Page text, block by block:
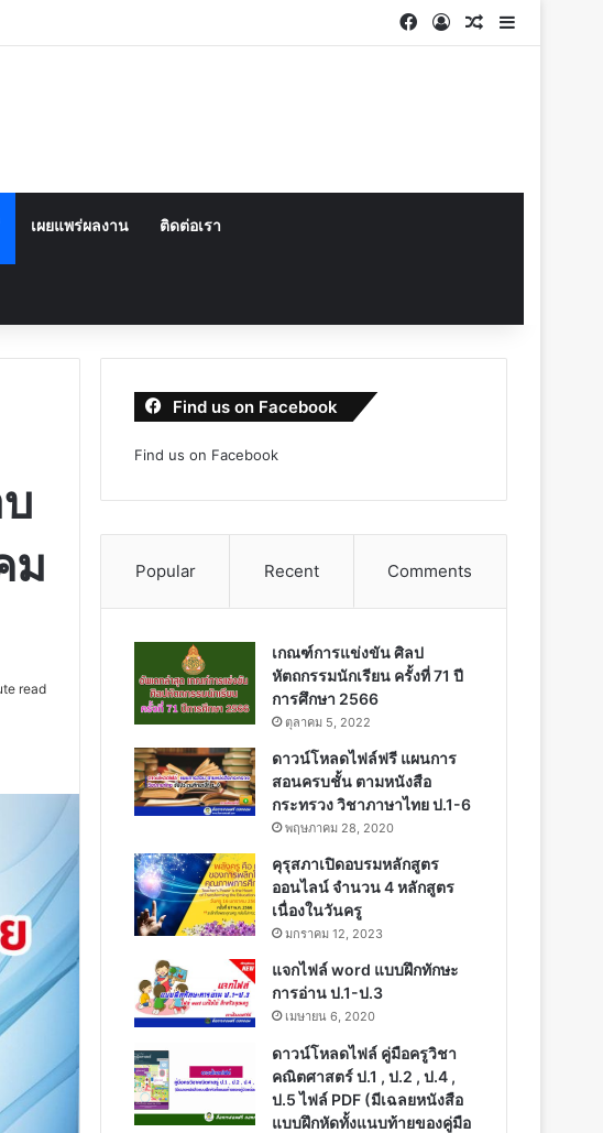
Facebook
Log InRandom
Sidebar
เผยแพร่ผลงาน ติดต่อเรา
ม
read
Find us on Facebook
Find us on Facebook
Popular Recent Comments
เกณฑ์การแข่งขัน ศิลป
หัตถกรรมนักเรียน ครั้งที่ 71 ปี
การศึกษา 2566
ตุลาคม 5, 2022
ดาวน์โหลดไฟล์ฟรี แผนการ
สอนครบชั้น ตามหนังสือ
กระทรวง วิชาภาษาไทย ป.1-6
พฤษภาคม 28, 2020
คุรุสภาเปิดอบรมหลักสูตร
ออนไลน์ จำนวน 4 หลักสูตร
เนื่องในวันครู
มกราคม 12, 2023
แจกไฟล์ word แบบฝึกทักษะ
การอ่าน ป.1-ป.3
เมษายน 6, 2020
ดาวน์โหลดไฟล์ คู่มือครูวิชา
คณิตศาสตร์ ป.1 , ป.2 , ป.4 ,
ป.5 ไฟล์ PDF (มีเฉลยหนังสือ
แบบฝึกหัดทั้งแนบท้ายของคู่มือ